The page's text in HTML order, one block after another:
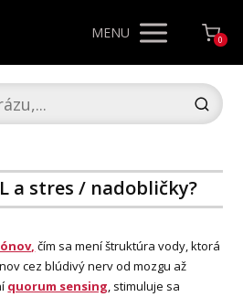
MENU 0
a stres / nadobličky?
čím sa mení štruktúra vody, ktorá
cez blúdivý nerv od mozgu až
quorum sensing, stimuluje sa